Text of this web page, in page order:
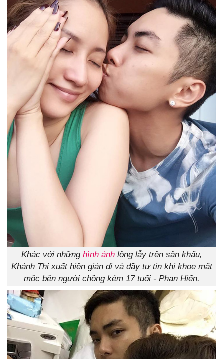
Khác với những hình ảnh lộng lẫy trên sân khấu,
Khánh Thi xuất hiện giản dị và đầy tự tin khi khoe mặt
mộc bên người chồng kém 17 tuổi - Phan Hiển.